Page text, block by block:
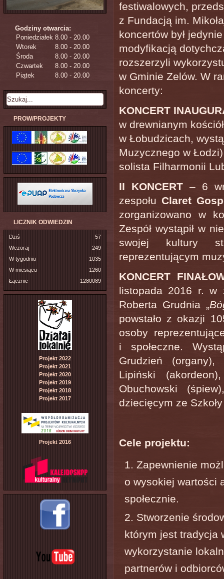
Godziny otwarcia:
Poniedziałek 8.00 - 20.00
Wtorek
8.00 - 20.00
Środa
8.00 - 20.00
Czwartek
8.00 - 20.00
Piątek
8.00 - 20.00
PROW/PROJEKTY
LICZNIK ODWIEDZIN
Dziś
57
Wczoraj
249
W tygodniu
1035
W miesiącu
1260
Łącznie
1280089
Projekt 2022
Projekt 2021
Projekt 2020
Projekt 2019
Projekt 2018
Projekt 2017
Projekt 2016
festiwalowych,
z Fundacją im.
koncertów był
modyfikacją
rozszerzyli
w Gminie Zelów. W
koncerty:
KONCERT
w drewnianym
w Łobudzicach,
Muzycznego w
solista Filharmonii
II KONCERT– 6
zespołu Claret
zorganizowano w
Zespół wystąpił w
swojej kultury
reprezentującym
KONCERT
listopada 2016 r. w
Roberta Grudnia „
powstało z okazji
osoby
i społeczne.
Grudzień (organy),
Lipiński
Obuchowski
dziecięcym ze
Cele projektu:
Zapewnienie
o wysokiej wartości
społecznie.
Stworzenie
którym jest tradycja
wykorzystanie
partnerów i